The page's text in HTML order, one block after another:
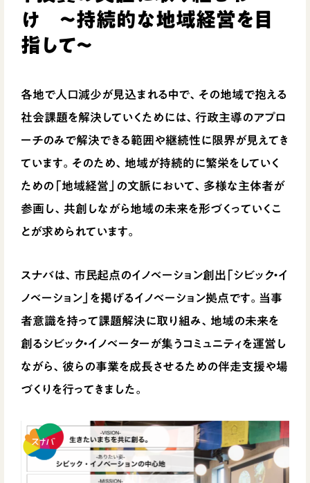
け 〜持続的な地域経営を目
指して〜
各地で人口減少が見込まれる中で、その地域で抱える
社会課題を解決していくためには、行政主導のアプロ
ーチのみで解決できる範囲や継続性に限界が見えてき
ています。そのため、地域が持続的に繁栄をしていく
ための「地域経営」の文脈において、多様な主体者が
参画し、共創しながら地域の未来を形づくっていくこ
とが求められています。
スナバは、市民起点のイノベーション創出「シビック・イ
ノベーション」を掲げるイノベーション拠点です。当事
者意識を持って課題解決に取り組み、地域の未来を
創るシビック・イノベーターが集うコミュニティを運営し
ながら、彼らの事業を成長させるための伴走支援や場
づくりを行ってきました。